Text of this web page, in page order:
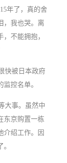
年了，真的舍
，我也哭。离
不能拥抱，
快被日本政府
控名单。
大事。虽然中
东京购置一栋
介绍工作。因